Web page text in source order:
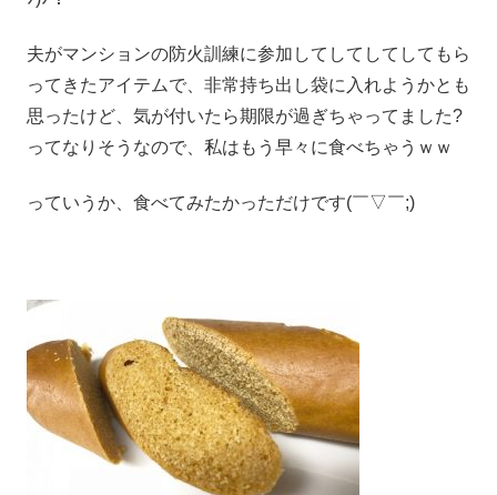
夫がマンションの防火訓練に参加してしてしてしてもら
ってきたアイテムで、非常持ち出し袋に入れようかとも
思ったけど、気が付いたら期限が過ぎちゃってました?
ってなりそうなので、私はもう早々に食べちゃうｗｗ
っていうか、食べてみたかっただけです(￣▽￣;)